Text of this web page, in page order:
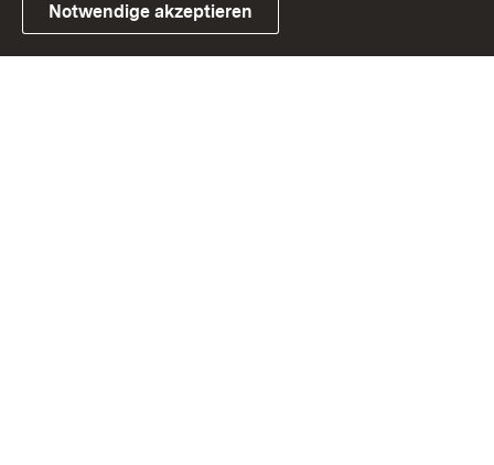
Link zum Landesportal
Notwendige akzeptieren